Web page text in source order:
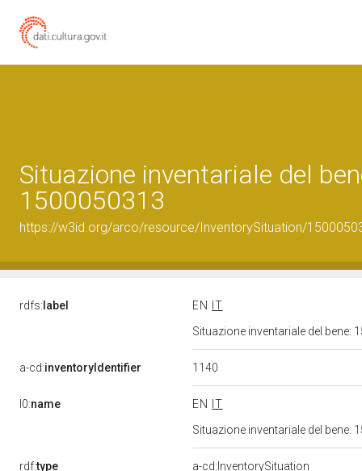
Situazione inventariale del
1500050313
https://w3id.org/arco/resource/InventorySituation/
rdfs: label EN
IT
Situazione inventariale del bene:
a-cd:inventoryIdentifier 1140
l0:name EN
IT
Situazione inventariale del bene:
rdf:type
a-cd:InventorySituation